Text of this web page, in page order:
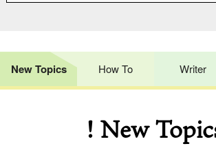
New Topics How To Writer
! New